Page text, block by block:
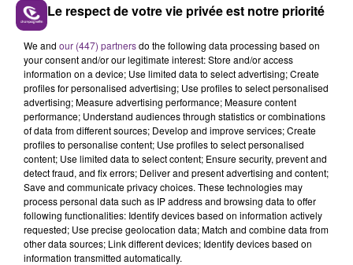
LA CENTRALE NUCLÉAIRE DE CHOOZ
TOUJOURS À L'ARRÊT
Cela fait déjà une semaine que la centrale
nucléaire ardennaise est à l'arrêt. Une situation
justifiée par la sécheresse intense qui est toujours
présente.
TITRES DIFFUSÉS
16h08
16h08 16h05
16h05
Le respect de votre vie privée est notre priorité
We and our (447) partnersdo the following data processing based on
your consent and/or our legitimate interest: Store and/or access
information on a device; Use limited data to select advertising; Create
profiles for personalised advertising; Use profiles to select personalised
advertising; Measure advertising performance; Measure content
performance; Understand audiences through statistics or combinations
of data from different sources; Develop and improve services; Create
profiles to personalise content; Use profiles to select personalised
content; Use limited data to select content; Ensure security, prevent and
detect fraud, and fix errors; Deliver and present advertising and content;
Save and communicate privacy choices. These technologies may
process personal data such as IP address and browsing data to offer
following functionalities: Identify devices based on information actively
requested; Use precise geolocation data; Match and combine data from
other data sources; Link different devices; Identify devices based on
information transmitted automatically.